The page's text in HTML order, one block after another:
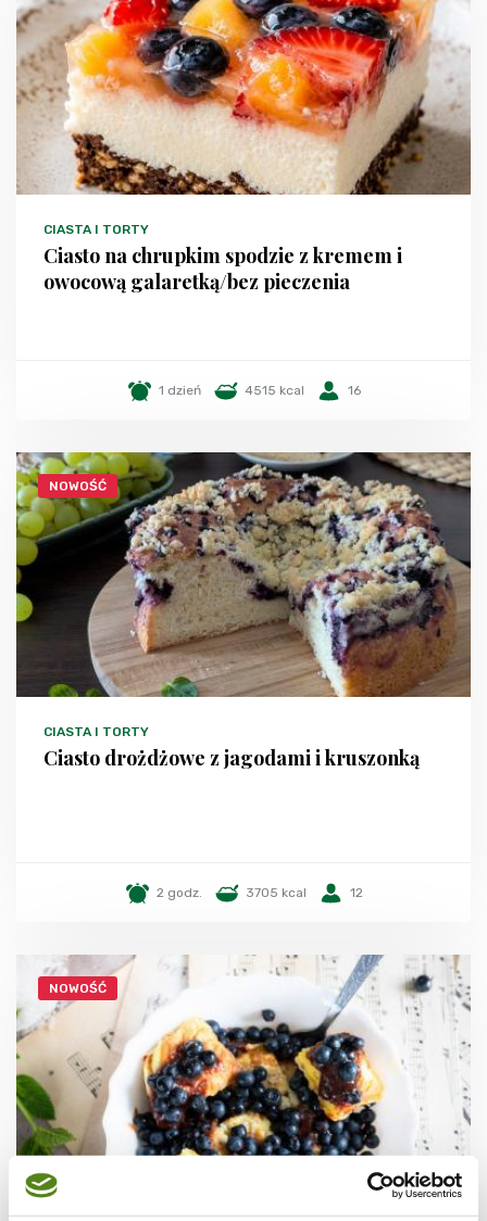
CIASTA I TORTY
Ciasto na chrupkim spodzie z kremem i
owocową galaretką/bez pieczenia
1 dzień 4515 kcal 16
NOWOŚĆ
CIASTA I TORTY
Ciasto drożdżowe z jagodami i kruszonką
2 godz. 3705 kcal 12
NOWOŚĆ